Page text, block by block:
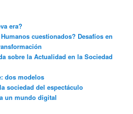
era?
cuestionados? Desafíos en
sobre la Actualidad en la Sociedad
dos modelos
sociedad del espectáculo
un mundo digital